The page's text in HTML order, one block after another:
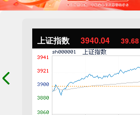
上证指数 3940.04 39.68